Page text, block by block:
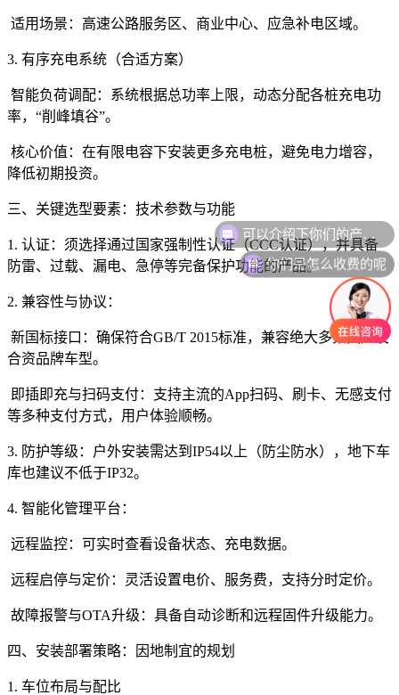
适用场景：高速公路服务区、商业中心、应急补电区域。
3. 有序充电系统（合适方案）
智能负荷调配：系统根据总功率上限，动态分配各桩充电功
率，“削峰填谷”。
核心价值：在有限电容下安装更多充电桩，避免电力增容，
降低初期投资。
三、关键选型要素：技术参数与功能
1. 认证：须选择通过国家强制性认证（CCC认证），并具备
防雷、过载、漏电、急停等完备保护功能的产品。
2. 兼容性与协议：
新国标接口：确保符合GB/T 2015标准，兼容绝大多数国产及
合资品牌车型。
即插即充与扫码支付：支持主流的App扫码、刷卡、无感支付
等多种支付方式，用户体验顺畅。
3. 防护等级：户外安装需达到IP54以上（防尘防水），地下车
库也建议不低于IP32。
4. 智能化管理平台：
远程监控：可实时查看设备状态、充电数据。
远程启停与定价：灵活设置电价、服务费，支持分时定价。
故障报警与OTA升级：具备自动诊断和远程固件升级能力。
四、安装部署策略：因地制宜的规划
1. 车位布局与配比
可以介绍下你们的产品么
你们是怎么收费的呢